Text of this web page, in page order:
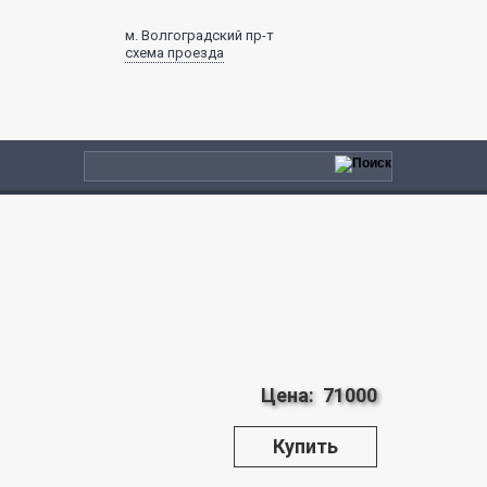
м. Волгоградский пр-т
схема проезда
Цена: 71000
Купить